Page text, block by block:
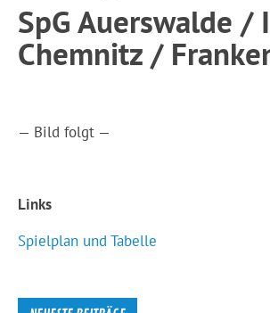
SpG Auerswalde /
Chemnitz /
— Bild folgt —
Links
Spielplan und Tabelle